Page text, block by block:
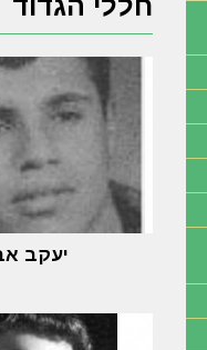
יעקב